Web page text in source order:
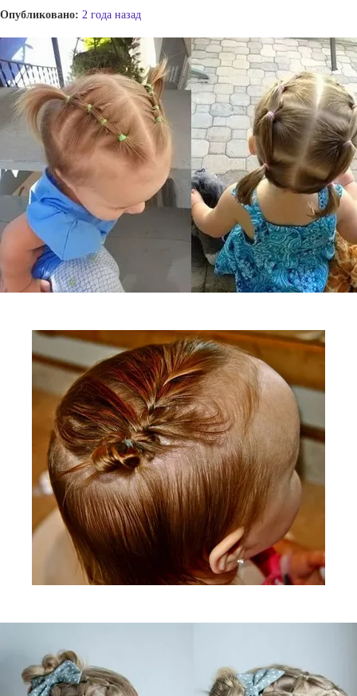
Опубликовано: 2 года назад